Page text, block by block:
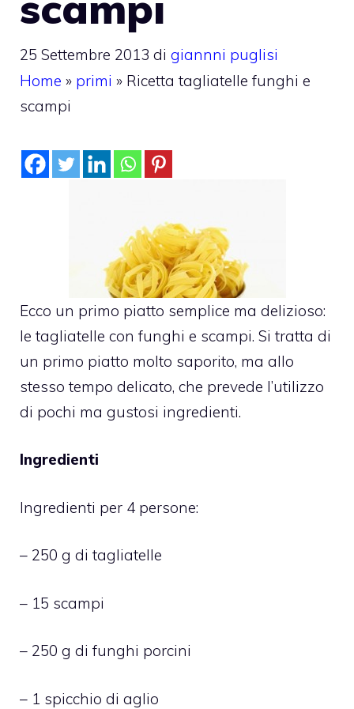
25 Settembre 2013 di giannni puglisi
Home » primi » Ricetta tagliatelle funghi e
scampi
Ecco un primo piatto semplice ma delizioso:
le tagliatelle con funghi e scampi. Si tratta di
un primo piatto molto saporito, ma allo
stesso tempo delicato, che prevede l’utilizzo
di pochi ma gustosi ingredienti.
Ingredienti
Ingredienti per 4 persone:
– 250 g di tagliatelle
– 15 scampi
– 250 g di funghi porcini
– 1 spicchio di aglio